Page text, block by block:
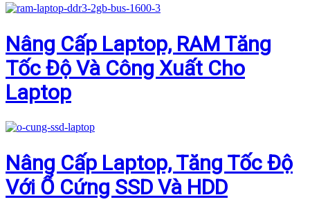
Nâng Cấp Laptop, RAM Tăng
Tốc Độ Và Công Xuất Cho
Laptop
Nâng Cấp Laptop, Tăng Tốc Độ
Với Ổ Cứng SSD Và HDD